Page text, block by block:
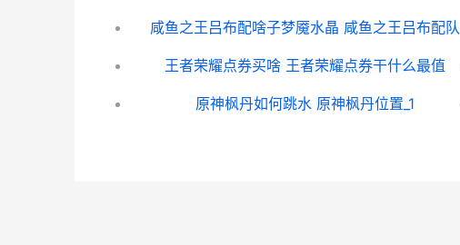
咸鱼之王吕布配啥子梦魇水晶 咸鱼之王吕布配队
王者荣耀点券买啥 王者荣耀点券干什么最值
原神枫丹如何跳水 原神枫丹位置_1